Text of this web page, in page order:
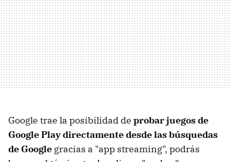
Google trae la posibilidad de probar juegos de
Google Play directamente desde las búsquedas
de Google gracias a "app streaming", podrás